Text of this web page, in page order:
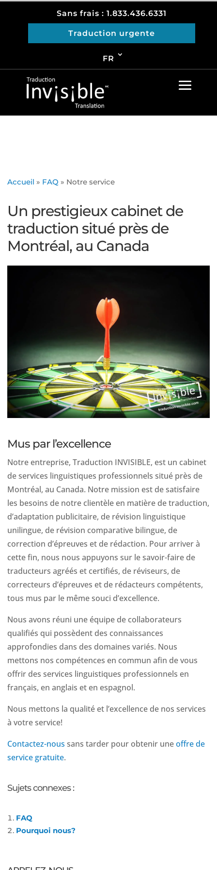
Sans frais : 1.833.436.6331
Traduction urgente
FR
Accueil » FAQ » Notre service
Un prestigieux cabinet de
traduction situé près de
Montréal, au Canada
Mus par l’excellence
Notre entreprise, Traduction INVISIBLE, est un cabinet
de services linguistiques professionnels situé près de
Montréal, au Canada. Notre mission est de satisfaire
les besoins de notre clientèle en matière de traduction,
d’adaptation publicitaire, de révision linguistique
unilingue, de révision comparative bilingue, de
correction d’épreuves et de rédaction. Pour arriver à
cette fin, nous nous appuyons sur le savoir-faire de
traducteurs agréés et certifiés, de réviseurs, de
correcteurs d’épreuves et de rédacteurs compétents,
tous mus par le même souci d’excellence.
Nous avons réuni une équipe de collaborateurs
qualifiés qui possèdent des connaissances
approfondies dans des domaines variés. Nous
mettons nos compétences en commun afin de vous
offrir des services linguistiques professionnels en
français, en anglais et en espagnol.
Nous mettons la qualité et l’excellence de nos services
à votre service!
Contactez-nous sans tarder pour obtenir uneoffre de
service gratuite.
Sujets connexes :
FAQ
Pourquoi nous?